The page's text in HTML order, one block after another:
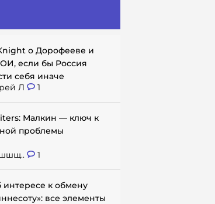
о Дорофееве и
если бы Россия
себя иначе
Л 1
Малкин — ключ к
проблемы
1
к обмену
все элементы